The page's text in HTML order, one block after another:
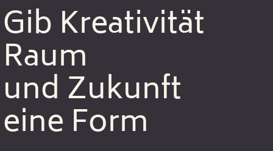
Gib Kreativität
Raum
und Zukunft
eine Form